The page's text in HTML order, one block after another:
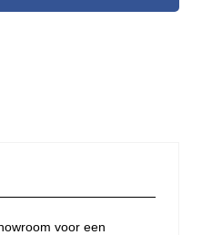
voor een